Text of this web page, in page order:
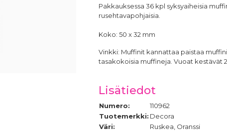
Pakkauksessa 36 kpl syksyaiheisia
rusehtavapohjaisia.
Koko: 50 x 32 mm
Vinkki: Muffinit kannattaa paistaa
tasakokoisia muffineja. Vuoat kestävät
Lisätiedot
Numero:
110962
Tuotemerkki: Decora
Väri:
Ruskea, Oranssi